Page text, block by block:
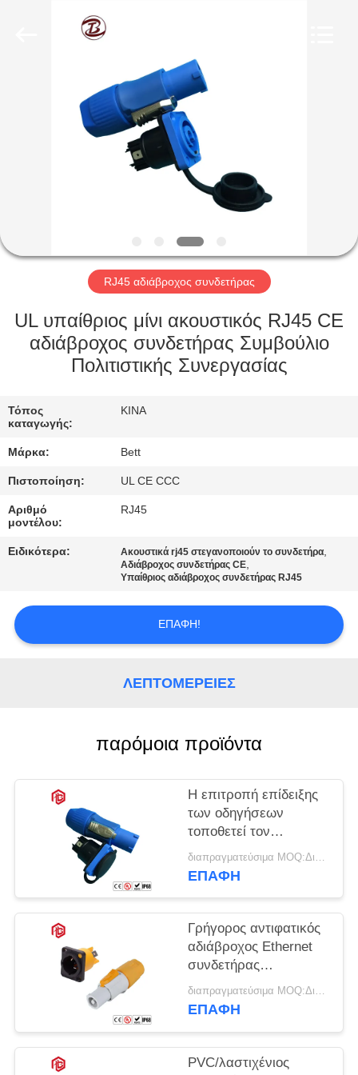
ΠΡΟΪΌΝΤΑ
ΓΎΡΟΣ
ΕΡΓΟΣΤΑΣΊΩΝ
ΠΟΙΟΤΙΚΌΣ
ΈΛΕΓΧΟΣ
SITEMAP
PRIVACY
POLICY
RJ45 αδιάβροχος συνδετήρας
UL υπαίθριος μίνι ακουστικός RJ45 CE
αδιάβροχος συνδετήρας Συμβούλιο
Πολιτιστικής Συνεργασίας
Τόπος
καταγωγής:
ΚΙΝΑ
Μάρκα: Bett
Πιστοποίηση: UL CE CCC
Αριθμό
μοντέλου:
RJ45
Ειδικότερα: Ακουστικά rj45 στεγανοποιούν το συνδετήρα,
Αδιάβροχος συνδετήρας CE,
Υπαίθριος αδιάβροχος συνδετήρας RJ45
ΕΠΑΦΉ!
ΛΕΠΤΟΜΈΡΕΙΕΣ
παρόμοια προϊόντα
Η επιτροπή επίδειξης
των οδηγήσεων
τοποθετεί τον
αδιάβροχο συνδετήρα
IP67 IP68 RJ45
διαπραγματεύσιμα MOQ:Διαπραγματεύσιμος
ΕΠΑΦΉ
Γρήγορος αντιφατικός
αδιάβροχος Ethernet
συνδετήρας
κλειδώματος RJ45
διαπραγματεύσιμα MOQ:Διαπραγματεύσιμος
ΕΠΑΦΉ
PVC/λαστιχένιος